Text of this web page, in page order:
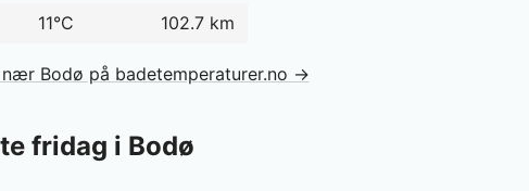
11°C 102.7 km
nær Bodø på badetemperaturer.no →
fridag i Bodø